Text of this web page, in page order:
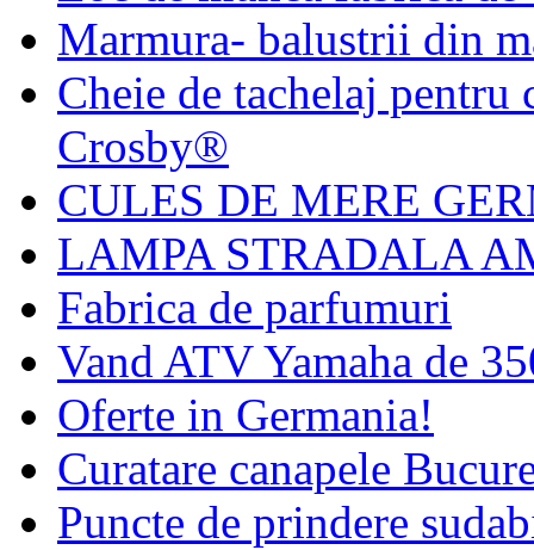
Marmura- balustrii din
Cheie de tachelaj
Crosby®
CULES DE MERE
LAMPA STRADALA
Fabrica de parfumuri
Vand ATV Yamaha de
Oferte in Germania!
Curatare canapele
Puncte de prindere